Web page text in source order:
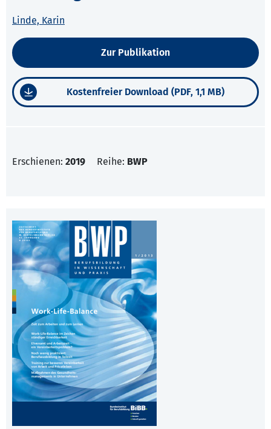
Linde, Karin
Zur Publikation
Kostenfreier Download (PDF, 1,1 MB)
Erschienen: 2019 Reihe: BWP